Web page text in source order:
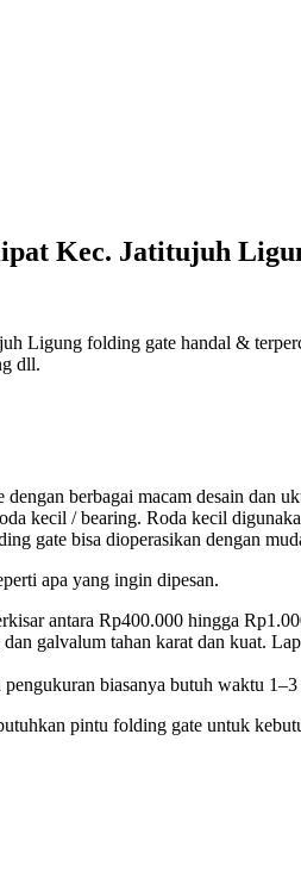
Kec. Jatitujuh
Ligung folding gate handal &
dll.
berbagai macam desain dan
kecil / bearing. Roda kecil
gate bisa dioperasikan dengan
apa yang ingin dipesan.
antara Rp400.000 hingga
galvalum tahan karat dan kuat.
pengukuran biasanya butuh waktu
pintu folding gate untuk